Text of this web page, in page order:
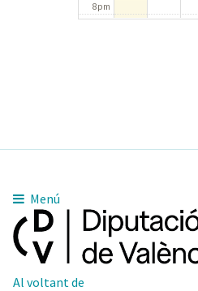
8pm
Menú
Al voltant de